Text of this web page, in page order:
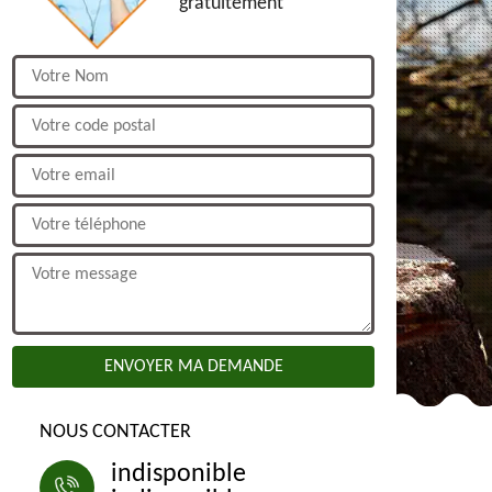
NOUS CONTACTER
indisponible